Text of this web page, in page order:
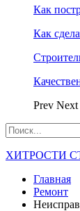
Как
Как
Prev Next
ХИТРОСТИ
Главная
Ремонт